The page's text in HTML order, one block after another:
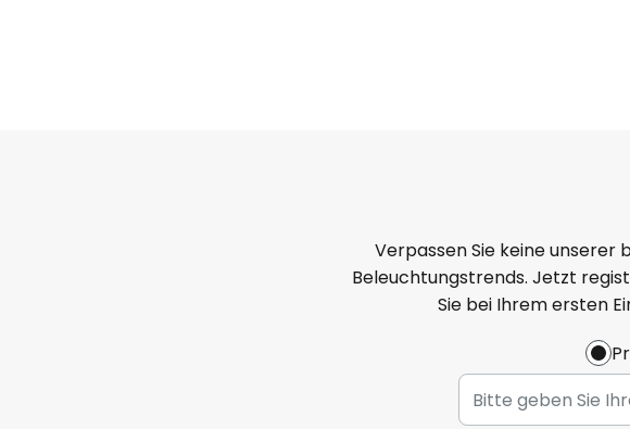
Verpassen Sie keine unserer
Beleuchtungstrends. Jetzt
Sie bei Ihrem ersten